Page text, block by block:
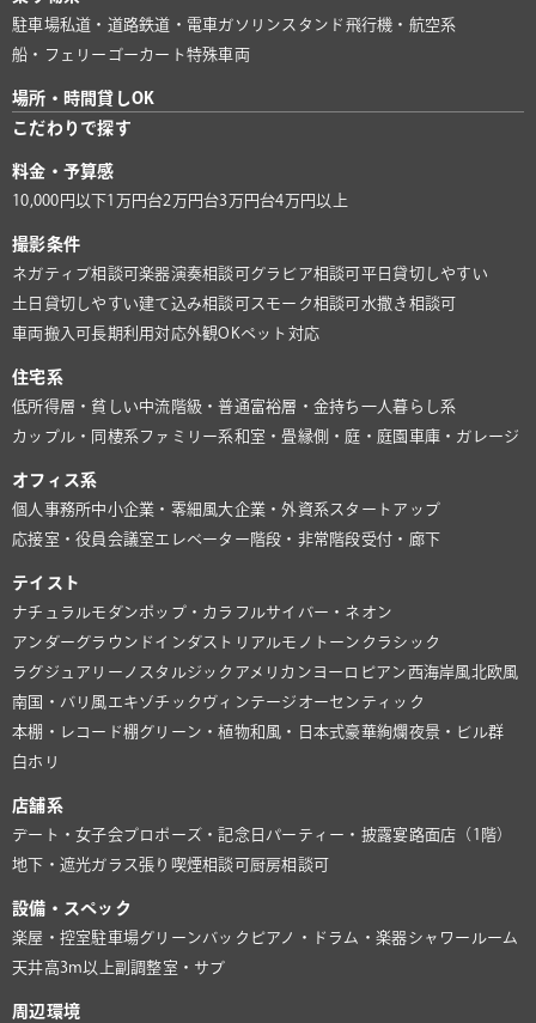
駐車場私道・道路鉄道・電車 ガソリンスタンド 飛行機・航空系
船・フェリー ゴーカート特殊車両
場所・時間貸しOK
こだわりで探す
料金・予算感
10,000円以下1万円台2万円台3万円台4万円以上
撮影条件
ネガティブ相談可楽器演奏相談可 グラビア相談可 平日貸切しやすい
土日貸切しやすい建て込み相談可 スモーク相談可 水撒き相談可
車両搬入可長期利用対応外観OKペット対応
住宅系
低所得層・貧しい中流階級・普通富裕層・金持ち 一人暮らし系
カップル・同棲系ファミリー系和室・畳縁側・庭・庭園 車庫・ガレージ
オフィス系
個人事務所中小企業・零細風大企業・外資系スタートアップ
応接室・役員会議室 エレベーター 階段・非常階段受付・廊下
テイスト
ナチュラルモダンポップ・カラフルサイバー・ネオン
アンダーグラウンド インダストリアルモノトーン クラシック
ラグジュアリー ノスタルジック アメリカン ヨーロピアン 西海岸風北欧風
南国・バリ風 エキゾチック ヴィンテージ オーセンティック
本棚・レコード棚グリーン・植物和風・日本式豪華絢爛夜景・ビル群
白ホリ
店舗系
デート・女子会プロポーズ・記念日 パーティー・披露宴路面店（1階）
地下・遮光ガラス張り 喫煙相談可 厨房相談可
設備・スペック
楽屋・控室駐車場グリーンバック ピアノ・ドラム・楽器シャワールーム
天井高3m以上副調整室・サブ
周辺環境